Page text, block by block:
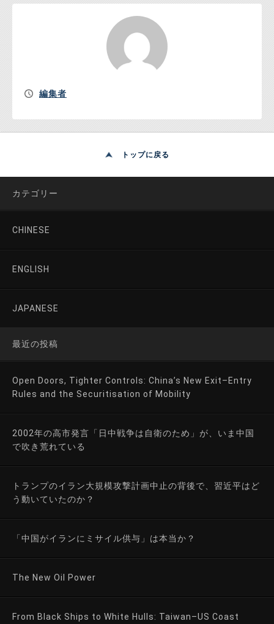
編集者
トップに戻る
カテゴリー
CHINESE
ENGLISH
JAPANESE
最近の投稿
Open Doors, Tighter Controls: China’s New Exit–Entry
Rules and the Securitisation of Mobility
2002年の高市発言「日中戦争は自衛のため」が、いま中国
で吹き荒れている
トランプのイラン大規模攻撃計画中止の背後で、習近平はど
う動いていたのか？
「中国がイランにミサイル供与」は本当か？
The New Oil Power
From Black Ships to White Hulls: Taiwan–US Coast